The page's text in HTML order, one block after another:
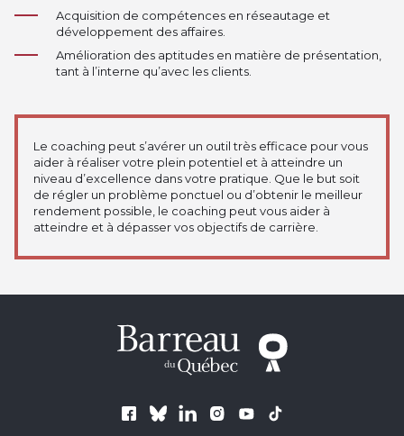
Acquisition de compétences en réseautage et
développement des affaires.
Amélioration des aptitudes en matière de présentation,
tant à l’interne qu’avec les clients.
Le coaching peut s’avérer un outil très efficace pour vous
aider à réaliser votre plein potentiel et à atteindre un
niveau d’excellence dans votre pratique. Que le but soit
de régler un problème ponctuel ou d’obtenir le meilleur
rendement possible, le coaching peut vous aider à
atteindre et à dépasser vos objectifs de carrière.
Suivez le Barreau